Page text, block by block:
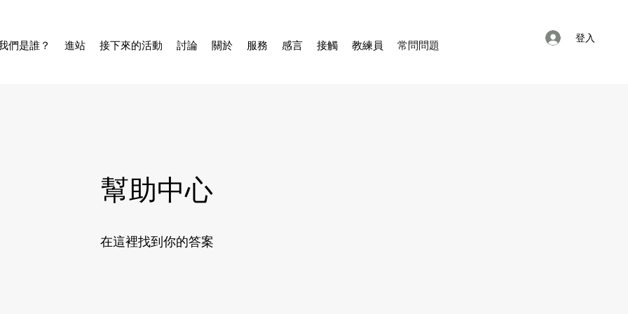
登入
們是誰？ 進站 接下來的活動 討論 關於 服務 感言 接觸 教練員 常問問題
幫助中心
在這裡找到你的答案